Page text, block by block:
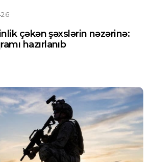
çəkən şəxslərin nəzərinə:
hazırlanıb